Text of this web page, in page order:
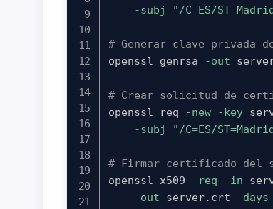
-subj
"/C=ES/
# Generar clave privada
openssl genrsa
-out
# Crear solicitud de
openssl req
-new -key
-subj
"/C=ES/
# Firmar certificado del
openssl x509
-req -in
-out server.crt -days